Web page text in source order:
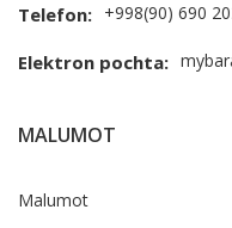
Telefon: +998(90) 690
Elektron pochta:
MALUMOT
Malumot